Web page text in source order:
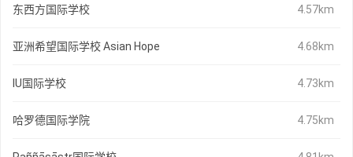
东西方国际学校 4.57km
亚洲希望国际学校 Asian Hope 4.68km
IU国际学校 4.73km
哈罗德国际学院 4.75km